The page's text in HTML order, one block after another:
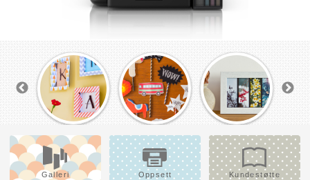
Galleri Oppsett Kundestøtte